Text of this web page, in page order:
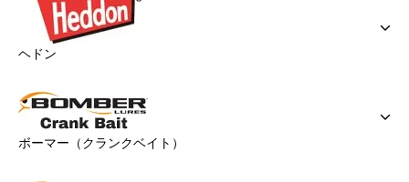
ヘドン
ボーマー（クランクベイト）